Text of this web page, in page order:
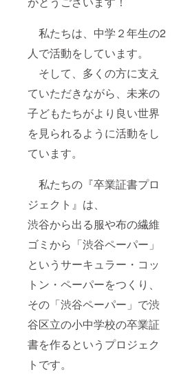
私たちは、中学２年生の2
人で活動をしています。
そして、多くの方に支え
ていただきながら、未来の
子どもたちがより良い世界
を見られるように活動をし
ています。
私たちの『卒業証書プロ
ジェクト』は、
渋谷から出る服や布の繊維
ゴミから「渋谷ペーパー」
というサーキュラー・コッ
トン・ペーパーをつくり、
その「渋谷ペーパー」で渋
谷区立の小中学校の卒業証
書を作るというプロジェク
トです。